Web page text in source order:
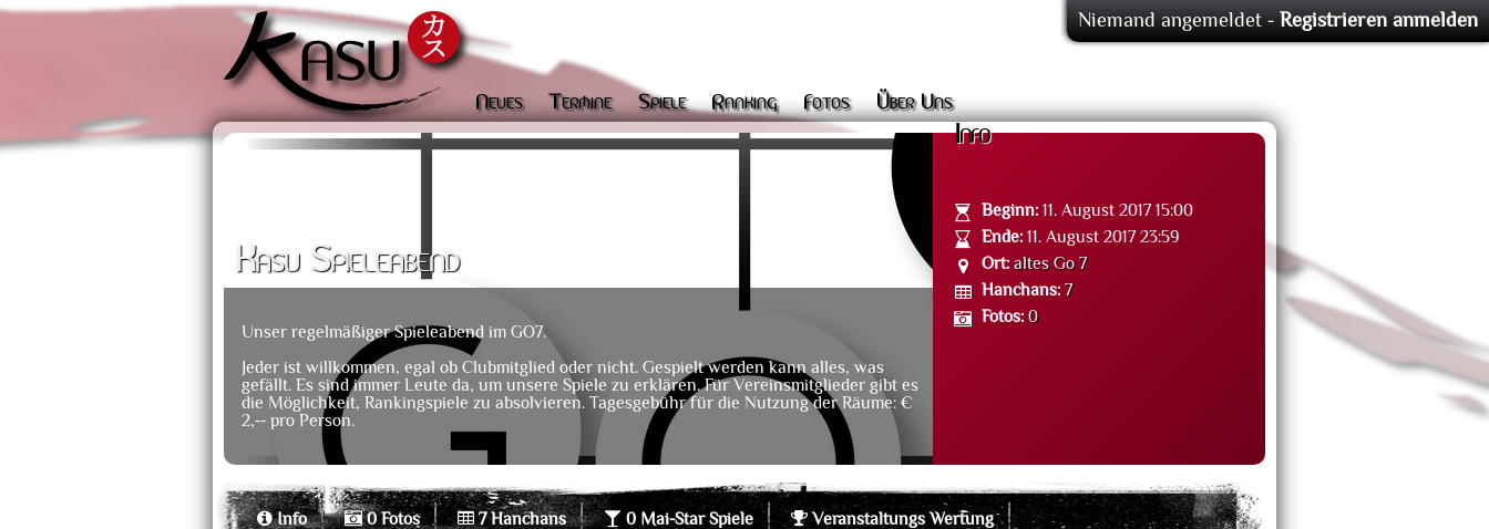
Neues Termine Spiele Ranking Fotos Über Uns
Info
Beginn: 11. August 2017 15:00
Ende: 11. August 2017 23:59
Ort: altes Go 7
Hanchans: 7
Fotos: 0
Kasu Spieleabend
Unser regelmäßiger Spieleabend im GO7.
Jeder ist willkommen, egal ob Clubmitglied oder nicht. Gespielt werden kann alles, was
gefällt. Es sind immer Leute da, um unsere Spiele zu erklären. Für Vereinsmitglieder gibt es
die Möglichkeit, Rankingspiele zu absolvieren. Tagesgebühr für die Nutzung der Räume: €
2,-- pro Person.
Info 0 Fotos 7 Hanchans 0 Mai-Star Spiele Veranstaltungs Wertung
Niemand angemeldet -Registrieren anmelden